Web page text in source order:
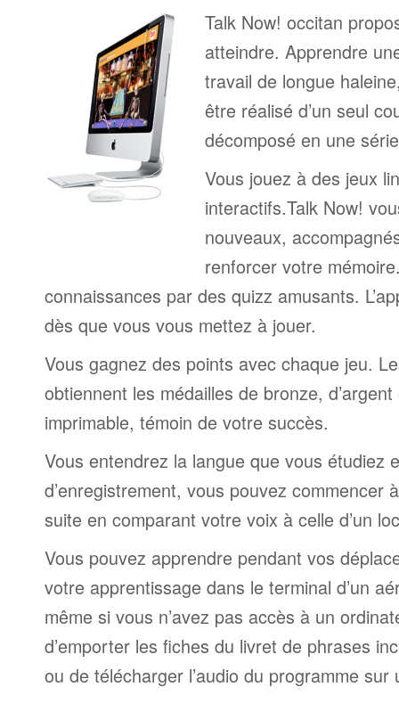
Talk Now! occitan
atteindre. Apprendre
travail de longue
être réalisé d’un seul
décomposé en une
Vous jouez à des jeux
interactifs.Talk Now!
nouveaux,
renforcer votre
connaissances par des quizz amusants.
dès que vous vous mettez à jouer.
Vous gagnez des points avec chaque jeu.
obtiennent les médailles de bronze,
imprimable, témoin de votre succès.
Vous entendrez la langue que vous étudiez
d’enregistrement, vous pouvez commencer
suite en comparant votre voix à celle d’un
Vous pouvez apprendre pendant vos
votre apprentissage dans le terminal d’un
même si vous n’avez pas accès à un
d’emporter les fiches du livret de phrases
ou de télécharger l’audio du programme sur